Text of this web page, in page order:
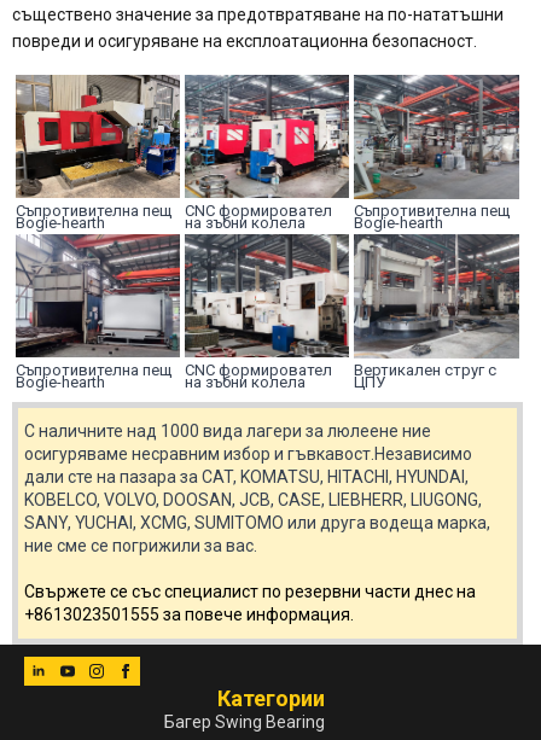
съществено значение за предотвратяване на по-нататъшни
повреди и осигуряване на експлоатационна безопасност.
Съпротивителна пещ
Bogie-hearth
CNC формировател
на зъбни колела
Съпротивителна пещ
Bogie-hearth
Съпротивителна пещ
Bogie-hearth
CNC формировател
на зъбни колела
Вертикален струг с
ЦПУ
С наличните над 1000 вида лагери за люлеене ние
осигуряваме несравним избор и гъвкавост.Независимо
дали сте на пазара за CAT, KOMATSU, HITACHI, HYUNDAI,
KOBELCO, VOLVO, DOOSAN, JCB, CASE, LIEBHERR, LIUGONG,
SANY, YUCHAI, XCMG, SUMITOMO или друга водеща марка,
ние сме се погрижили за вас.
Свържете се със специалист по резервни части днес на
+8613023501555 за повече информация.
Категории
Багер Swing Bearing